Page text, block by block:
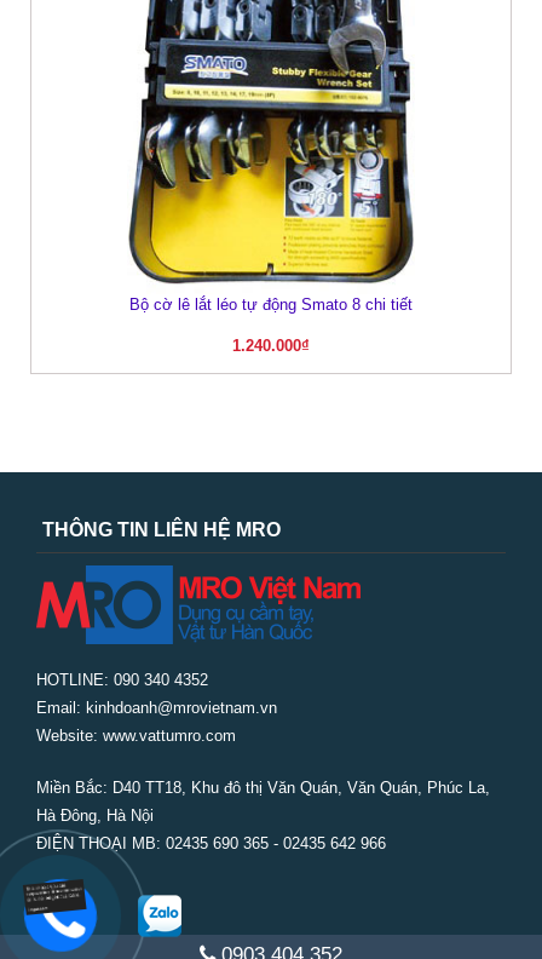
Bộ cờ lê lắt léo tự động Smato 8 chi tiết
1.240.000₫
THÔNG TIN LIÊN HỆ MRO
HOTLINE: 090 340 4352
Email: kinhdoanh@mrovietnam.vn
Website: www.vattumro.com
Miền Bắc: D40 TT18, Khu đô thị Văn Quán, Văn Quán, Phúc La,
Hà Đông, Hà Nội
ĐIỆN THOẠI MB: 02435 690 365 - 02435 642 966